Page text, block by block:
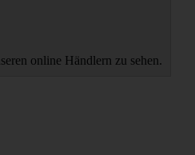
online Händlern zu sehen.